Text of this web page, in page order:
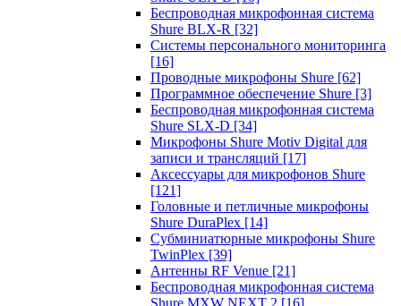
Беспроводная микрофонная система
Shure BLX-R [32]
Системы персонального мониторинга
[16]
Проводные микрофоны Shure [62]
Программное обеспечение Shure [3]
Беспроводная микрофонная система
Shure SLX-D [34]
Микрофоны Shure Motiv Digital для
записи и трансляций [17]
Аксессуары для микрофонов Shure
[121]
Головные и петличные микрофоны
Shure DuraPlex [14]
Субминиатюрные микрофоны Shure
TwinPlex [39]
Антенны RF Venue [21]
Беспроводная микрофонная система
Shure MXW NEXT 2 [16]